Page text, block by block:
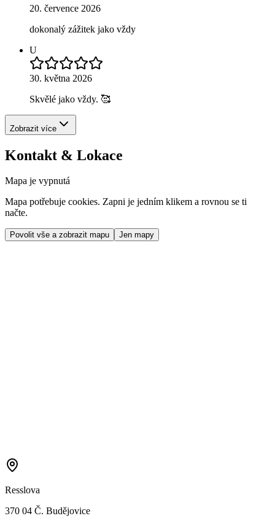
20. července 2026
dokonalý zážitek jako vždy
U
30. května 2026
Skvělé jako vždy. 🥰
Zobrazit více
Kontakt & Lokace
Mapa je vypnutá
Mapa potřebuje cookies. Zapni je jedním klikem a rovnou se ti
načte.
Povolit vše a zobrazit mapu Jen mapy
Resslova
370 04 Č. Budějovice